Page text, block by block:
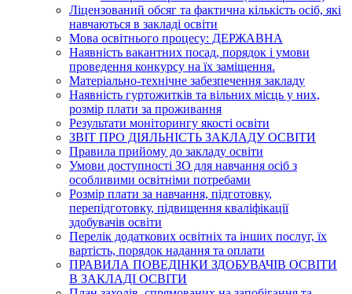
Ліцензований обсяг та фактична кількість осіб, які
навчаються в закладі освіти
Мова освітнього процесу: ДЕРЖАВНА
Наявність вакантних посад, порядок і умови
проведення конкурсу на їх заміщення.
Матеріально-технічне забезпечення закладу
Наявність гуртожитків та вільних місць у них,
розмір плати за проживання
Результати моніторингу якості освіти
ЗВІТ ПРО ДІЯЛЬНІСТЬ ЗАКЛАДУ ОСВІТИ
Правила прийому до закладу освіти
Умови доступності ЗО для навчання осіб з
особливими освітніми потребами
Розмір плати за навчання, підготовку,
перепідготовку, підвищення кваліфікації
здобувачів освіти
Перелік додаткових освітніх та інших послуг, їх
вартість, порядок надання та оплати
ПРАВИЛА ПОВЕДІНКИ ЗДОБУВАЧІВ ОСВІТИ
В ЗАКЛАДІ ОСВІТИ